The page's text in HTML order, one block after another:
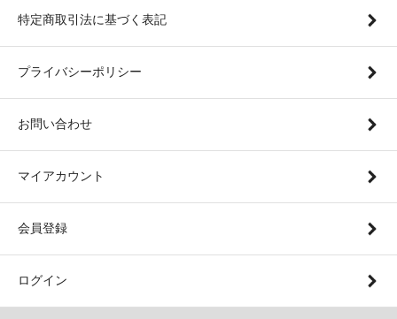
特定商取引法に基づく表記
プライバシーポリシー
お問い合わせ
マイアカウント
会員登録
ログイン